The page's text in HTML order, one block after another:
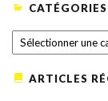
CATÉGORIES
CATÉGORIES
ARTICLES